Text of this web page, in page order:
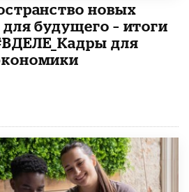
новых
будущего – итоги
для